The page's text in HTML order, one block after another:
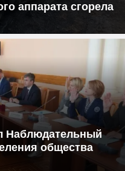
аппарата сгорела
Наблюдательный
общества